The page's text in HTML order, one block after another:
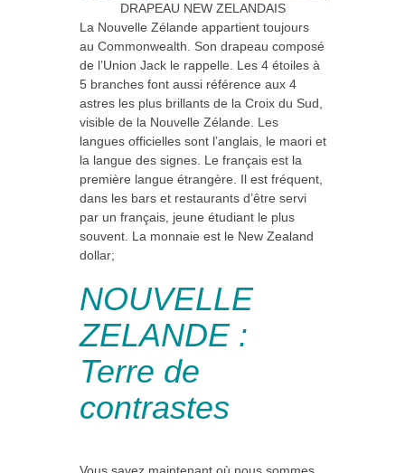
DRAPEAU NEW ZELANDAIS
La Nouvelle Zélande appartient toujours
au Commonwealth. Son drapeau composé
de l’Union Jack le rappelle. Les 4 étoiles à
5 branches font aussi référence aux 4
astres les plus brillants de la Croix du Sud,
visible de la Nouvelle Zélande. Les
langues officielles sont l’anglais, le maori et
la langue des signes. Le français est la
première langue étrangère. Il est fréquent,
dans les bars et restaurants d’être servi
par un français, jeune étudiant le plus
souvent. La monnaie est le New Zealand
dollar;
NOUVELLE
ZELANDE :
Terre de
contrastes